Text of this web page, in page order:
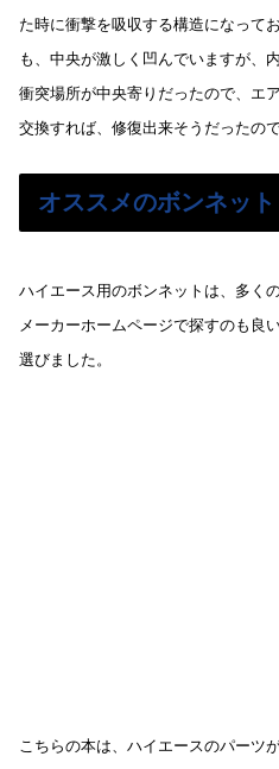
た時に衝撃を吸収する構造になって
も、中央が激しく凹んでいますが、
衝突場所が中央寄りだったので、エ
交換すれば、修復出来そうだったの
オススメのボンネット
ハイエース用のボンネットは、多く
メーカーホームページで探すのも良
選びました。
こちらの本は、ハイエースのパーツ